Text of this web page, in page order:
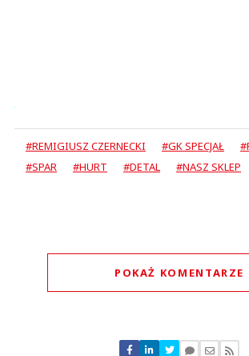
#REMIGIUSZ CZERNECKI #GK SPECJAŁ
#SPAR
#HURT #DETAL #NASZ SKLEP
POKAŻ KOMENTARZE
Nie znaleziono komentarzy